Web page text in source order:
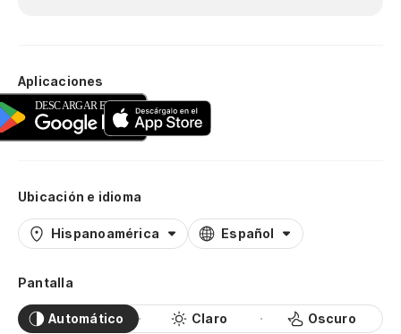
Aplicaciones
Ubicación e idioma
Hispanoamérica Español
Pantalla
Automático Claro Oscuro